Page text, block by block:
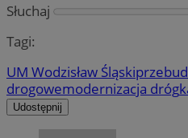
Słuchaj
Tagi:
UM Wodzisław Śląski
drogowemodernizacja dróg
Udostępnij